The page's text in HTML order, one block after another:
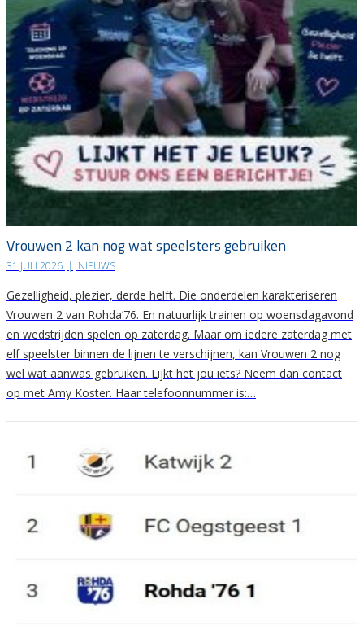
Vrouwen 2 kan nog wat speelsters gebruiken
31 JULI 2026 | NIEUWS
Gezelligheid, plezier, derde helft. Die onderdelen karakteriseren
Vrouwen 2 van Rohda’76. En natuurlijk trainen op woensdagavond
en wedstrijden spelen op zaterdag. Maar om iedere zaterdag met
elf speelster binnen de lijnen te verschijnen, kan Vrouwen 2 nog
wel wat aanwas gebruiken. Lijkt het jou iets? Neem dan contact
op met Amy Koster. Haar telefoonnummer is:…